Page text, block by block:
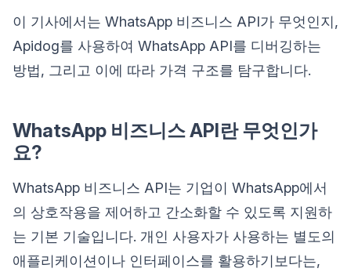
이 기사에서는 WhatsApp 비즈니스 API가 무엇인지,
Apidog를 사용하여 WhatsApp API를 디버깅하는
방법, 그리고 이에 따라 가격 구조를 탐구합니다.
WhatsApp 비즈니스 API란 무엇인가
요?
WhatsApp 비즈니스 API는 기업이 WhatsApp에서
의 상호작용을 제어하고 간소화할 수 있도록 지원하
는 기본 기술입니다. 개인 사용자가 사용하는 별도의
애플리케이션이나 인터페이스를 활용하기보다는,